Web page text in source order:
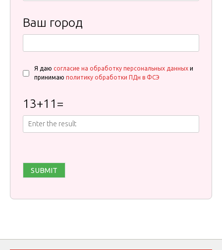
Ваш город
Я даю согласие на обработку персональных данных и
принимаю политику обработки ПДн в ФСЭ
13+11 =